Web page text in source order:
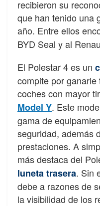
recibieron su
que han tenido una
año. Entre ellos
BYD Seal y al
El Polestar 4 es un
compite por
coches con mayor
Model Y. Este
gama de
seguridad, además
prestaciones. A
más destaca del
luneta trasera. Sin
debe a razones de
la visibilidad de los